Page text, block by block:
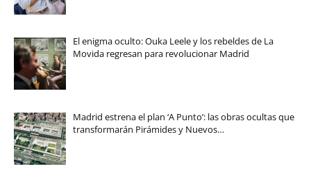
El enigma oculto: Ouka Leele y los rebeldes de La
Movida regresan para revolucionar Madrid
Madrid estrena el plan ‘A Punto’: las obras ocultas que
transformarán Pirámides y Nuevos…